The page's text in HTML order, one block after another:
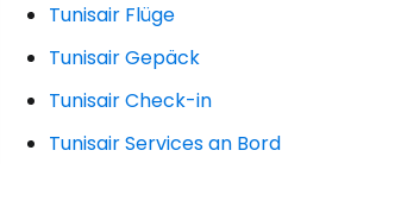
Tunisair Flüge
Tunisair Gepäck
Tunisair Check-in
Tunisair Services an Bord